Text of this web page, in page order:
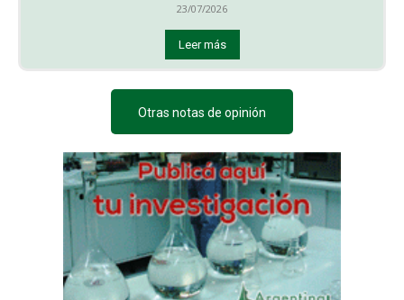
23/07/2026
Leer más
Otras notas de opinión